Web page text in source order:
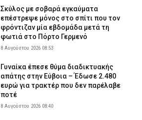
Σκύλος με σοβαρά εγκαύματα
επέστρεψε μόνος στο σπίτι που τον
φρόντιζαν μία εβδομάδα μετά τη
φωτιά στο Πόρτο Γερμενό
8 Αυγούστου 2026 08:53
Γυναίκα έπεσε θύμα διαδικτυακής
απάτης στην Εύβοια – Έδωσε 2.480
ευρώ για τρακτέρ που δεν παρέλαβε
ποτέ
8 Αυγούστου 2026 08:40